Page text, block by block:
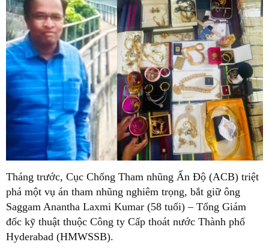
Tháng trước, Cục Chống Tham nhũng Ấn Độ (ACB) triệt
phá một vụ án tham nhũng nghiêm trọng, bắt giữ ông
Saggam Anantha Laxmi Kumar (58 tuổi) – Tổng Giám
đốc kỹ thuật thuộc Công ty Cấp thoát nước Thành phố
Hyderabad (HMWSSB).